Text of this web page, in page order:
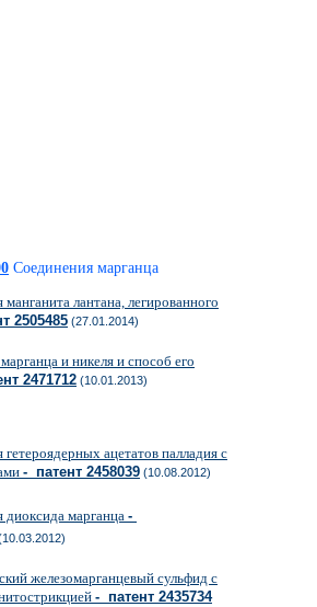
Соединения марганца
лантана, легированного
2505485 (27.01.2014)
и никеля и способ его
2471712 (10.01.2013)
ацетатов палладия с
- патент 2458039 (10.08.2012)
диоксида марганца-
железомарганцевый сульфид с
- патент 2435734